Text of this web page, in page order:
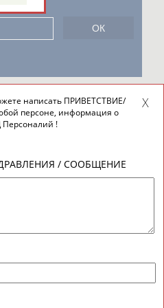
написать ПРИВЕТСТВИЕ/
персоне, информация о
Персоналий !
/ СООБЩЕНИЕ